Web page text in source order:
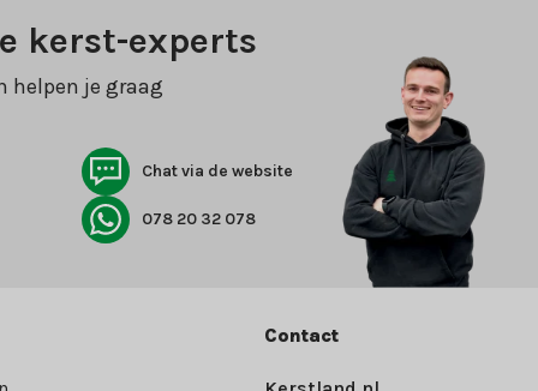
kerst-experts
helpen je graag
Chat via de website
078 20 32 078
Contact